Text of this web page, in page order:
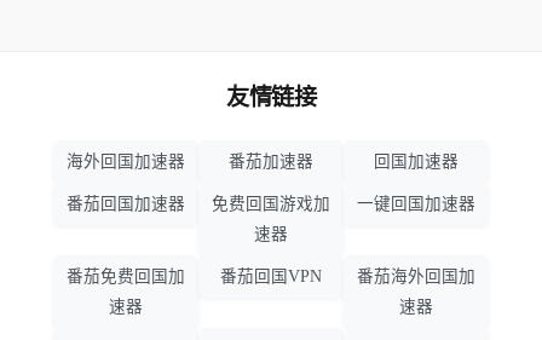
友情链接
海外回国加速器 番茄加速器 回国加速器
番茄回国加速器
免费回国游戏加
速器
一键回国加速器
番茄免费回国加
速器
番茄回国VPN
番茄海外回国加
速器